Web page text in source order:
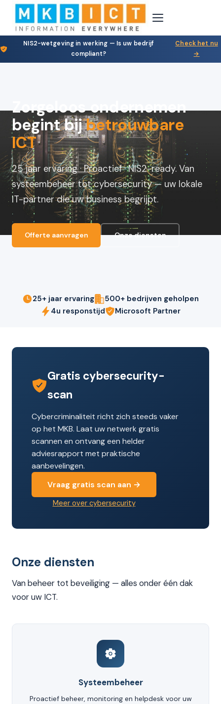
NIS2-wetgeving in werking — Is uw bedrijf
compliant?
Check het nu
→
Zorgeloos ondernemen
begint bijbetrouwbare
ICT
25 jaar ervaring · Proactief · NIS2-ready. Van
systeembeheer tot cybersecurity — uw lokale
IT-partner die uw business begrijpt.
Offerte aanvragen Onze diensten
25+ jaar ervaring
500+ bedrijven geholpen
4u responstijd
Microsoft Partner
Gratis cybersecurity-
scan
Cybercriminaliteit richt zich steeds vaker
op het MKB. Laat uw netwerk gratis
scannen en ontvang een helder
adviesrapport met praktische
aanbevelingen.
Vraag gratis scan aan →
Meer over cybersecurity
Onze diensten
Van beheer tot beveiliging — alles onder één dak
voor uw ICT.
Systeembeheer
Proactief beheer, monitoring en helpdesk voor uw